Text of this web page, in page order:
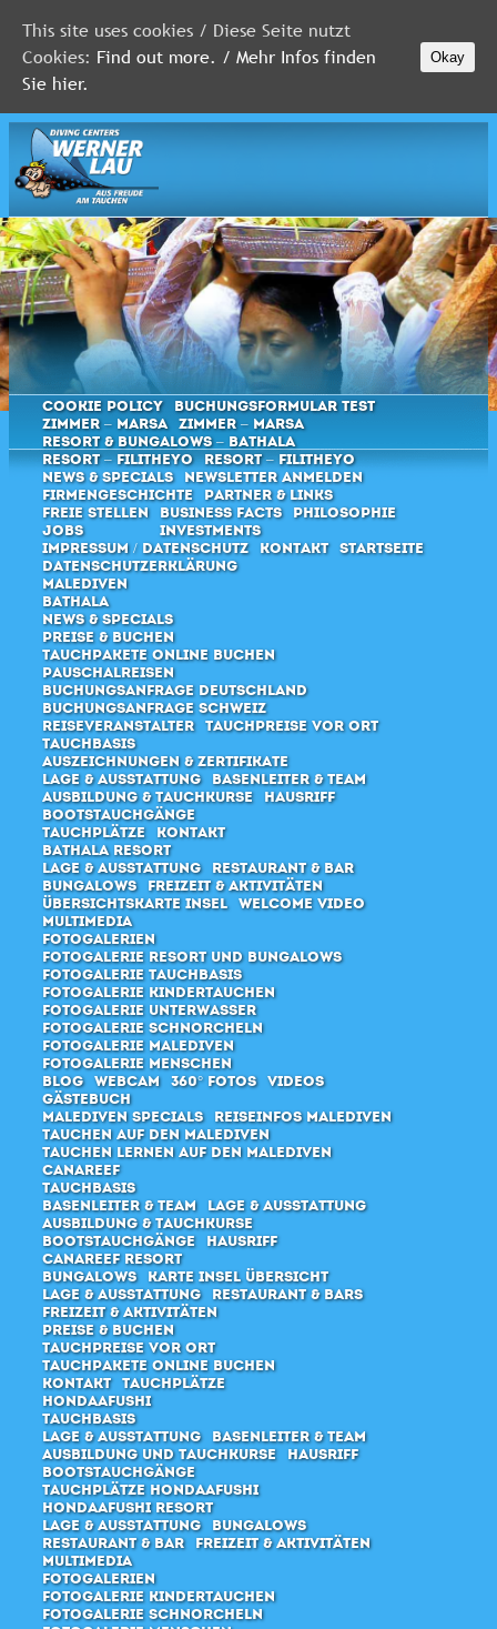
MALEDIVEN
ROTES
MEER
FLORIDA
Newsletter
Cookie Policy
Buchungsformular Test
Zimmer – Marsa
Zimmer – Marsa
Resort & Bungalows – Bathala
Resort – Filitheyo
Resort – Filitheyo
News & Specials
Newsletter anmelden
Firmengeschichte
Partner & Links
Freie Stellen
Jobs
Business Facts
Philosophie
Investments
Impressum / Datenschutz
Kontakt
Startseite
Datenschutzerklärung
Malediven
Bathala
News & Specials
Preise & Buchen
Tauchpakete online buchen
Pauschalreisen
Buchungsanfrage Deutschland
Buchungsanfrage Schweiz
Reiseveranstalter
Tauchpreise vor Ort
Tauchbasis
Auszeichnungen & Zertifikate
Lage & Ausstattung
Basenleiter & Team
Ausbildung & Tauchkurse
Hausriff
Bootstauchgänge
Tauchplätze
Kontakt
Bathala Resort
Lage & Ausstattung
Restaurant & Bar
Bungalows
Freizeit & Aktivitäten
Übersichtskarte Insel
Welcome Video
Multimedia
Fotogalerien
Fotogalerie Resort und Bungalows
Fotogalerie Tauchbasis
Fotogalerie Kindertauchen
Fotogalerie Unterwasser
Fotogalerie Schnorcheln
Fotogalerie Malediven
Fotogalerie Menschen
Blog
Webcam 360° Fotos
Videos
Gästebuch
Malediven Specials
Reiseinfos Malediven
Tauchen auf den Malediven
Tauchen lernen auf den Malediven
Canareef
Tauchbasis
Basenleiter & Team
Lage & Ausstattung
Ausbildung & Tauchkurse
Bootstauchgänge
Hausriff
Canareef Resort
Bungalows
Karte Insel Übersicht
Lage & Ausstattung
Restaurant & Bars
Freizeit & Aktivitäten
Preise & Buchen
Tauchpreise vor Ort
Tauchpakete online buchen
Kontakt
Tauchplätze
Hondaafushi
Tauchbasis
Lage & Ausstattung
Basenleiter & Team
Ausbildung und Tauchkurse
Hausriff
Bootstauchgänge
Tauchplätze Hondaafushi
Hondaafushi Resort
Lage & Ausstattung
Bungalows
Restaurant & Bar
Freizeit & Aktivitäten
Multimedia
Fotogalerien
Fotogalerie Kindertauchen
Fotogalerie Schnorcheln
This site uses cookies / Diese Seite nutzt
Cookies: Find out more. / Mehr Infos finden
Sie hier.
Okay